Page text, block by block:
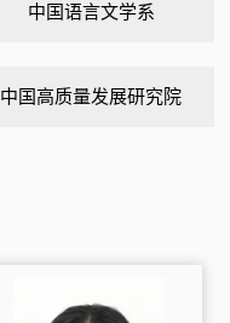
中国语言文学系
中国高质量发展研究院